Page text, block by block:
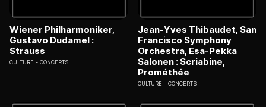
Wiener Philharmoniker,
Gustavo Dudamel :
Strauss
CULTURE CONCERTS
Jean-Yves Thibaudet, San
Francisco Symphony
Orchestra, Esa-Pekka
Salonen : Scriabine,
Prométhée
CULTURE CONCERTS